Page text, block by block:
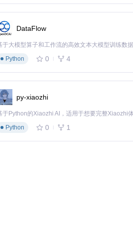
解的双重定位机制，使自动化脚本在网
例，让系统快速学习操作逻辑，比纯手
均耗时4小时，数据更新滞后1天。
DataFlow
于大模型算子和工作流的高效文本大模型训练数
Python
0 4
py-xiaozhi
Python
0 1